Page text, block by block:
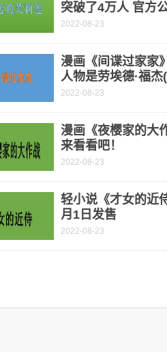
突破了4万人 官方
2022-08-23
漫画《间谍过家家
人物是劳埃德·福杰
2022-08-23
漫画《夜樱家的大
来看看吧！
2022-08-23
轻小说《才女的近
月1日发售
2022-08-23